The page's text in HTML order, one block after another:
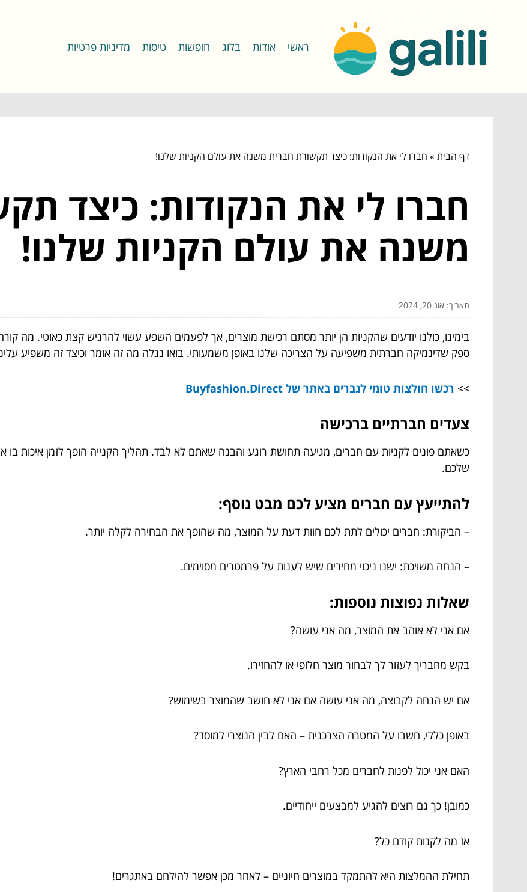
ראשי אודות בלוג חופשות טיסות מדיניות פרטיות
דף הבית» חברו לי את הנקודות: כיצד תקשורת חברית משנה את עולם הקניות שלנו!
חברו לי את הנקודות: כיצד
משנה את עולם הקניות שלנו!
תאריך: אוג 20, 2024
בימינו, כולנו יודעים שהקניות הן יותר מסתם רכישת מוצרים, אך לפעמים השפע עשוי להרגיש קצת כאוטי. מה
ספק שדינמיקה חברתית משפיעה על הצריכה שלנו באופן משמעותי. בואו נגלה מה זה אומר וכיצד זה משפיע
>> רכשו חולצות טומי לגברים באתר של Buyfashion.Direct
צעדים חברתיים ברכישה
כשאתם פונים לקניות עם חברים, מגיעה תחושת רוגע והבנה שאתם לא לבד. תהליך הקנייה הופך לזמן איכות בו
שלכם.
להתייעץ עם חברים מציע לכם מבט נוסף:
– הביקורת: חברים יכולים לתת לכם חוות דעת על המוצר, מה שהופך את הבחירה לקלה יותר.
– הנחה משויכת: ישנו ניכוי מחירים שיש לענות על פרמטרים מסוימים.
שאלות נפוצות נוספות:
אם אני לא אוהב את המוצר, מה אני עושה?
בקש מחבריך לעזור לך לבחור מוצר חלופי או להחזירו.
אם יש הנחה לקבוצה, מה אני עושה אם אני לא חושב שהמוצר בשימוש?
באופן כללי, חשבו על המטרה הצרכנית – האם לבין הנוצרי למוסד?
האם אני יכול לפנות לחברים מכל רחבי הארץ?
כמובן! כך גם רוצים להגיע למבצעים ייחודיים.
אז מה לקנות קודם כל?
תחילת ההמלצות היא להתמקד במוצרים חיוניים – לאחר מכן אפשר להילחם באתגרים!